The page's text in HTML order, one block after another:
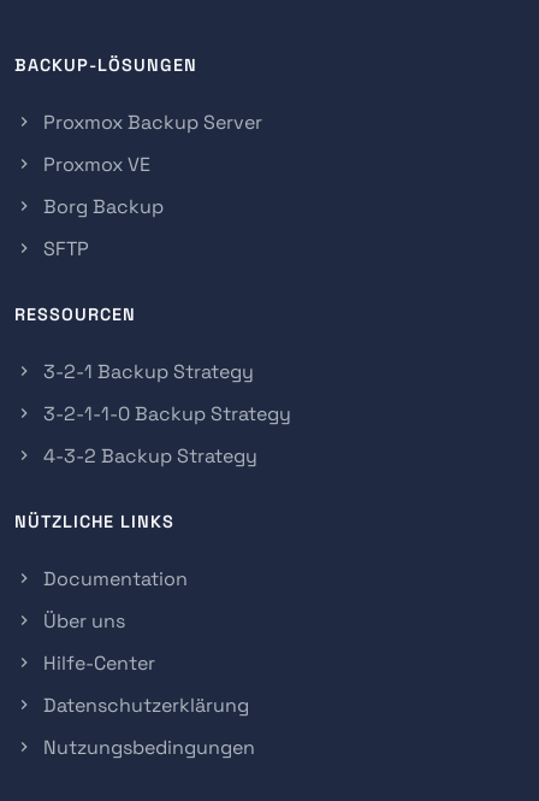
BACKUP-LÖSUNGEN
Proxmox Backup Server
Proxmox VE
Borg Backup
SFTP
RESSOURCEN
3-2-1 Backup Strategy
3-2-1-1-0 Backup Strategy
4-3-2 Backup Strategy
NÜTZLICHE LINKS
Documentation
Über uns
Hilfe-Center
Datenschutzerklärung
Nutzungsbedingungen